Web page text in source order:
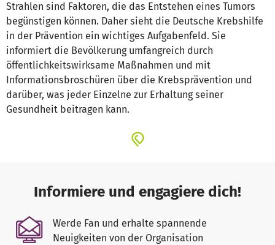
Strahlen sind Faktoren, die das Entstehen eines Tumors
begünstigen können. Daher sieht die Deutsche Krebshilfe
in der Prävention ein wichtiges Aufgabenfeld. Sie
informiert die Bevölkerung umfangreich durch
öffentlichkeitswirksame Maßnahmen und mit
Informationsbroschüren über die Krebsprävention und
darüber, was jeder Einzelne zur Erhaltung seiner
Gesundheit beitragen kann.
Informiere und engagiere dich!
Werde Fan und erhalte spannende
Neuigkeiten von der Organisation